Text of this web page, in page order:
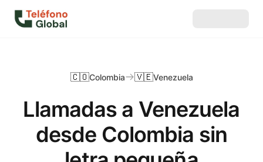
Llamadas a Venezuela
desde Colombia sin
🇨🇴Colombia 🇻🇪Venezuela